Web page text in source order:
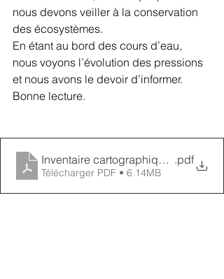
nous devons veiller à la conservation
des écosystèmes.
En étant au bord des cours d’eau,
nous voyons l’évolution des pressions
et nous avons le devoir d’informer.
Bonne lecture.
Inventaire cartographique bassin
.pdf
Télécharger PDF • 6.14MB